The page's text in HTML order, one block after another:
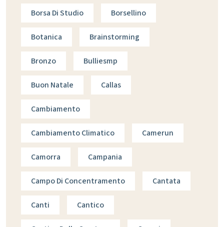
Borsa Di Studio Borsellino
Botanica Brainstorming
Bronzo Bulliesmp
Buon Natale Callas
Cambiamento
Cambiamento Climatico Camerun
Camorra Campania
Campo Di Concentramento Cantata
Canti Cantico